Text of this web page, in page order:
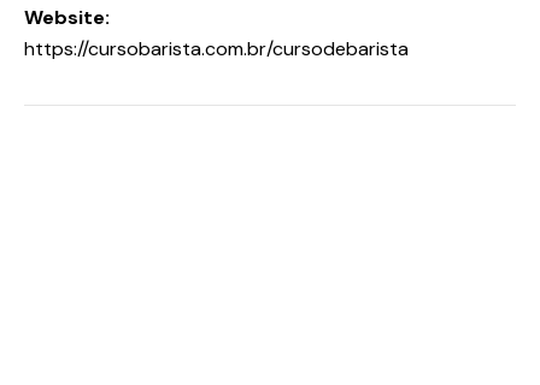
Website:
https://cursobarista.com.br/cursodebarista